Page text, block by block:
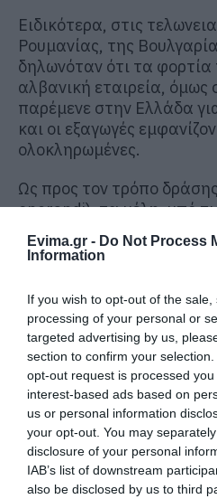
Evima.gr - Do Not Process
Information
If you wish to opt-out of the
processing of your personal or
targeted advertising by us,
section to confirm your
opt-out request is processed
interest-based ads based on
us or personal information
your opt-out. You may
disclosure of your personal
IAB’s list of downstream
also be disclosed by us to third
Ειδικότερα, στις
Ρουμανίας, της
δηλωνόταν ότι τα φορτία
αλβανική εταιρεία, όμως
παρέμενε στην Ελλάδα
και οι εξαγωγές
ολοκληρωμένες.
Ως προς τον τρόπο
operandi), τα μέλη, υπό
της υποομάδας,
ποσότητες ελαίων
είδους από το δηλωμένο
διασάφηση εξαγωγής
αυτά, τα οποία δεν
κατανάλωσης,
προορίζονταν για
παράδοσης περιοχή της
έδρα ανύπαρκτης
πραγματικότητα
«κλείνουν» οι
βενζίνης προς την